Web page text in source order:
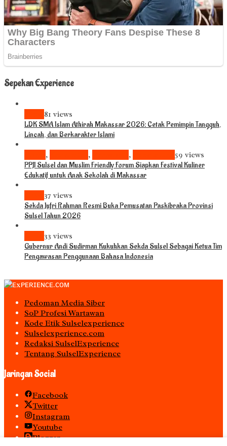
Sepekan Experience
81 views
LDK SMA Islam Athirah Makassar 2026: Cetak Pemimpin Tangguh,
Lincah, dan Berkarakter Islami
, , , 59 views
PPJI Sulsel dan Muslim Friendly Forum Siapkan Festival Kuliner
Edukatif untuk Anak Sekolah di Makassar
37 views
Sekda Jufri Rahman Resmi Buka Pemusatan Paskibraka Provinsi
Sulsel Tahun 2026
33 views
Gubernur Andi Sudirman Kukuhkan Sekda Sulsel Sebagai Ketua Tim
Pengawasan Penggunaan Bahasa Indonesia
Pedoman Media Siber
S0P Profesi Wartawan
Kode Etik Sulselexperience
Sulselexperience.com
Redaksi SulselExperience
Tentang SulselExperience
Jaringan Social
Facebook
Twitter
Instagram
Youtube
Blogger